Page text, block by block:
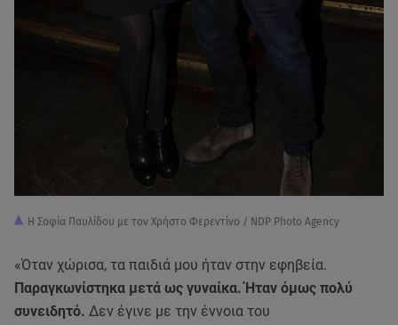
Η Σοφία Παυλίδου με τον Χρήστο Φερεντίνο / NDP Photo Agency
«Όταν χώρισα, τα παιδιά μου ήταν στην εφηβεία.
Παραγκωνίστηκα μετά ως γυναίκα. Ήταν όμως πολύ
συνειδητό. Δεν έγινε με την έννοια του